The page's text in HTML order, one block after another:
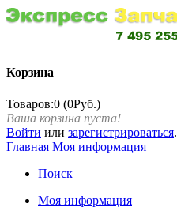
Корзина
Товаров:0 (0Руб.)
Ваша корзина пуста!
Войти или зарегистрироваться.
Главная Моя информация
Поиск
Моя информация